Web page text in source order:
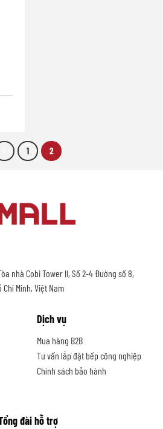
1 2
nhà Cobi Tower II, Số 2-4 Đường số 8,
Minh, Việt Nam
Dịch vụ
Mua hàng B2B
Tư vấn lắp đặt bếp công nghiệp
Chính sách bảo hành
đài hỗ trợ